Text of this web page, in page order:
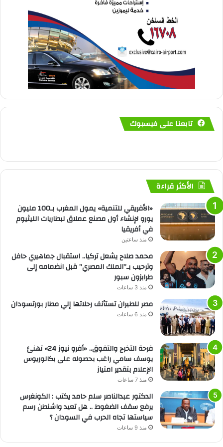
تابعنا على فيسبوك
الأكثر قراءة
«الأفريقي للتنمية» يمول المغرب بـ100 مليون
يورو لإنشاء أول مصنع عملاق لبطاريات الليثيوم
في أفريقيا
منذ ساعتين
محمد صلاح يشعل تركيا.. استقبال جماهيري حافل
وترحيب بـ”الملك المصري” قبل انضمامه إلى
طرابزون سبور
منذ 3 ساعات
مصر للطيران تستأنف رحلاتها إلي مطار بورتسودان
منذ 6 ساعات
فرحة التخرج والتفوق.. «أفرو نيوز 24» تهنئ
يوسف سامي راغب بحصوله على بكالوريوس
الإعلام بتقدير امتياز
منذ 7 ساعات
الدكتور عبدالناصر سلم حامد يكتب : الكونغرس
يرفع سقف الضغوط .. هل تعيد واشنطن رسم
سياستها تجاه الحرب في السودان ؟
منذ 9 ساعات